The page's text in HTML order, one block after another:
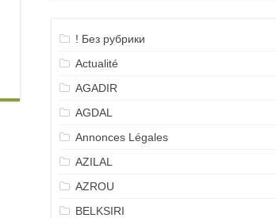
! Без рубрики
Actualité
AGADIR
AGDAL
Annonces Légales
AZILAL
AZROU
BELKSIRI